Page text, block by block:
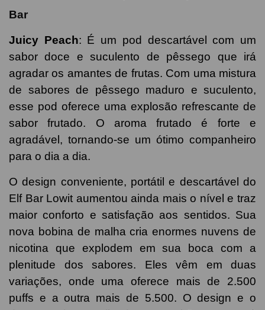
Bar
Juicy Peach: É um pod descartável com um
sabor doce e suculento de pêssego que irá
agradar os amantes de frutas. Com uma mistura
de sabores de pêssego maduro e suculento,
esse pod oferece uma explosão refrescante de
sabor frutado. O aroma frutado é forte e
agradável, tornando-se um ótimo companheiro
para o dia a dia.
O design conveniente, portátil e descartável do
Elf Bar Lowit aumentou ainda mais o nível e traz
maior conforto e satisfação aos sentidos. Sua
nova bobina de malha cria enormes nuvens de
nicotina que explodem em sua boca com a
plenitude dos sabores. Eles vêm em duas
variações, onde uma oferece mais de 2.500
puffs e a outra mais de 5.500. O design e o